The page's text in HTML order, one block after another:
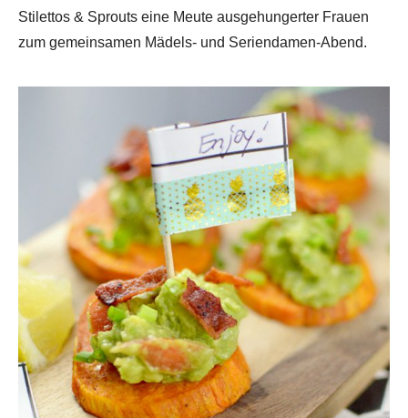
Stilettos & Sprouts eine Meute ausgehungerter Frauen
zum gemeinsamen Mädels- und Seriendamen-Abend.